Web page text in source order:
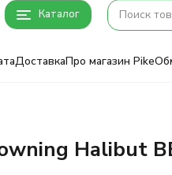
Каталог
ДоставкаПро магазин Pike
Halibut